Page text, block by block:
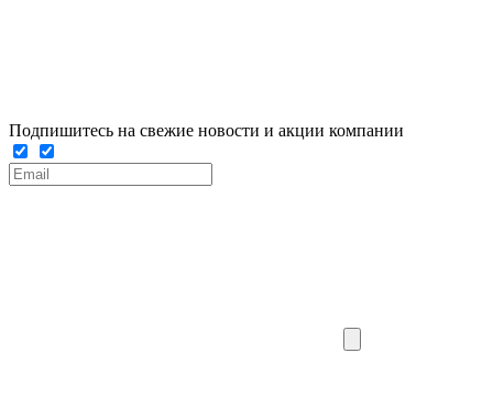
Подпишитесь на свежие новости и акции компании